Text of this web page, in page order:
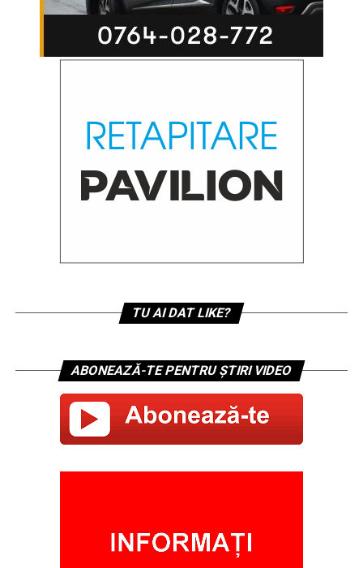
TU AI DAT LIKE?
ABONEAZĂ-TE PENTRU ȘTIRI VIDEO